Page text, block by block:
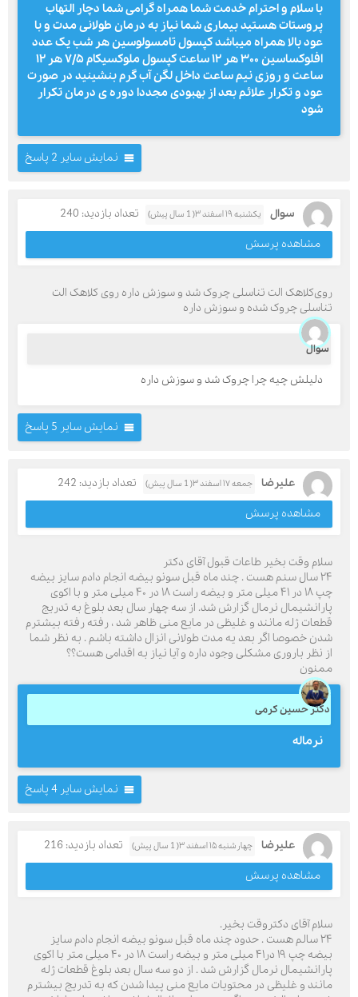
با سلام و احترام خدمت شما همراه گرامی شما دچار التهاب
پروستات هستید بیماری شما نیاز به درمان طولانی مدت و با
عود بالا همراه میباشد کپسول تامسولوسین هر شب یک عدد
افلوکساسین ۳۰۰ هر ۱۲ ساعت کپسول ملوکسیکام ۷/۵ هر ۱۲
ساعت و روزی نیم ساعت داخل لگن آب گرم بنشینید در صورت
عود و تکرار علائم بعد از بهبودی مجددا دوره ی درمان تکرار
شود
نمایش سایر 2 پاسخ
سوال یکشنبه ۱۹ اسفند ۳( 1 سال پیش)
تعداد بازدید: 240
مشاهده پرسش
روی‌کلاهک الت تناسلی چروک شد و سوزش داره روی کلاهک الت
تناسلی چروک شده و سوزش داره
سوال
دلیلش چیه چرا چروک شد و سوزش داره
نمایش سایر 5 پاسخ
علیرضا جمعه ۱۷ اسفند ۳( 1 سال پیش)
تعداد بازدید: 242
مشاهده پرسش
سلام وقت بخیر طاعات قبول آقای دکتر
۲۴ سال سنم هست . چند ماه قبل سونو بیضه انجام دادم سایز بیضه
چپ ۱۸ در ۴۱ میلی متر و بیضه راست ۱۸ در ۴۰ میلی متر و با اکوی
پارانشیمال نرمال گزارش شد. از سه چهار سال بعد بلوغ به تدریج
قطعات ژله مانند و غلیظی در مایع منی ظاهر شد ، رفته رفته بیشترم
شدن خصوصا اگر بعد یه مدت طولانی انزال داشته باشم . به نظر شما
از نظر باروری مشکلی وجود داره و آیا نیاز به اقدامی هست؟؟
ممنون
دکتر حسین کرمی
نرماله
نمایش سایر 4 پاسخ
علیرضا چهارشنبه ۱۵ اسفند ۳( 1 سال پیش)
تعداد بازدید: 216
مشاهده پرسش
سلام آقای دکتروقت بخیر.
۲۴ سالم هست . حدود چند ماه قبل سونو بیضه انجام دادم سایز
بیضه چپ ۱۹ در۴۱ میلی متر و بیضه راست ۱۸ در ۴۰ میلی متر با اکوی
پارانشیمال نرمال گزارش شد . از دو سه سال بعد بلوغ قطعات ژله
مانند و غلیظی در محتویات مایع منی پیدا شدن که به تدریج بیشترم